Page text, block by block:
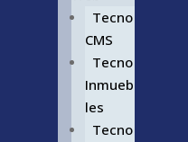
Tecno
CMS
Tecno
Inmueb
les
Tecno